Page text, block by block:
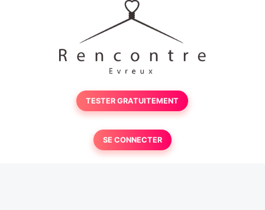
TESTER GRATUITEMENT
SE CONNECTER